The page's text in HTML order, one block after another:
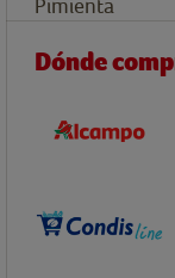
Pimienta
Dónde